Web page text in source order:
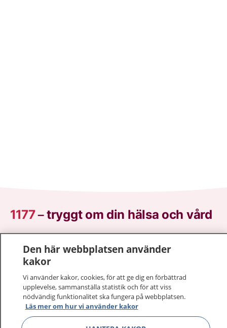
1177–tryggt om din hälsa och vård
sjukdomar och vilka mottagningar du kan kontakta.
Logga in för att läsa din journal och göra dina
vårdärenden. Ring telefonnummer 1177 för
sjukvårdsrådgivning dygnet runt.
1177 ger dig råd när du vill må bättre.
Den här webbplatsen använder
kakor
Vi använder kakor, cookies, för att ge dig en förbättrad
upplevelse, sammanställa statistik och för att viss
nödvändig funktionalitet ska fungera på webbplatsen.
Läs mer om hur vi använder kakor